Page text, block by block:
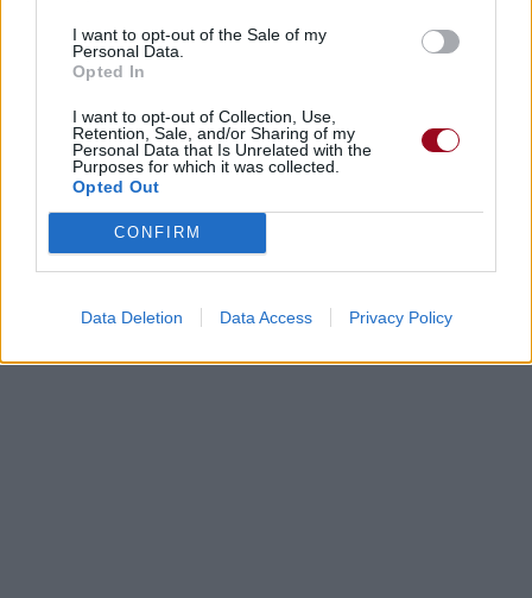
I want to opt-out of the Sale of my
Personal Data.
Opted In
I want to opt-out of Collection, Use,
Retention, Sale, and/or Sharing of my
Personal Data that Is Unrelated with the
Purposes for which it was collected.
Opted Out
CONFIRM
Data Deletion Data Access Privacy Policy